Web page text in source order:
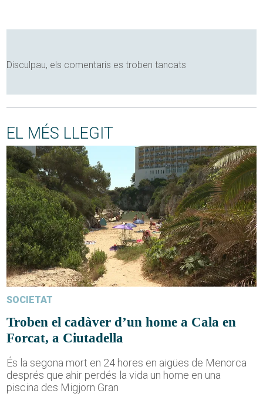
Disculpau, els comentaris es troben tancats
EL MÉS LLEGIT
SOCIETAT
Troben el cadàver d’un home a Cala en
Forcat, a Ciutadella
És la segona mort en 24 hores en aigües de Menorca
després que ahir perdés la vida un home en una
piscina des Migjorn Gran